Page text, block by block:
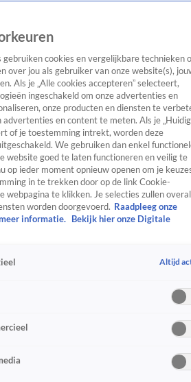
TV Algemeen
Tip
SpraakmakendRealityCrimeVideo's
gebruiken cookies en vergelijkbare technieken
over jou als gebruiker van onze website(s),
Als je „Alle cookies accepteren” selecteert,
ingeschakeld om onze advertenties en
onze producten en diensten te
en content te meten. Als je
of je toestemming intrekt, worden deze
We gebruiken dan enkel
website goed te laten functioneren en veilig te
op ieder moment opnieuw openen om je
in te trekken door op de link Cookie-
webpagina te klikken. Je selecties zullen overal
worden doorgevoerd. Raadpleeg onze
informatie.
Bekijk hier onze Digitale
Altijd